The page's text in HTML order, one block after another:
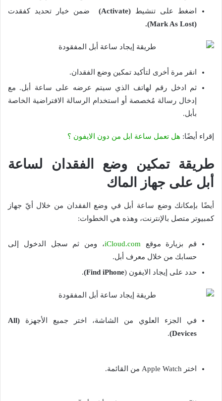
اضغط على تنشيط (Activate)
ضمن خيار تحديد كفقدت
(Mark As Lost).
انقر مرة أخرى لتأكيد تمكين وضع الفقدان.
ثم ادخل رقم لهاتف الذي سيتم عرضه على ساعة أبل. مع
إدخال رسالة مُخصصة أو استخدام الرسالة الافتراضية الخاصة
بأبل.
إقراء أيضًا: هل تعمل ساعة ابل من دون الايفون ؟
طريقة تمكين وضع الفقدان لساعة
أبل على جهاز الماك
أيضًا بإمكانك وضع ساعة أبل في وضع الفقدان من خلال أيّ جهاز
كمبيوتر متصل بالإنترنت، وهذه هي الخطوات:
قم بزيارة موقع iCloud.com، ومن ثم سجل الدخول إلى
حسابك من خلال معرف أبل.
حدد على إيجاد الايفون (Find iPhone)
.
في الجزء العلوي من الشاشة، اختر جميع الأجهزة
(All
Devices)
.
اختر Apple Watch من القائمة.